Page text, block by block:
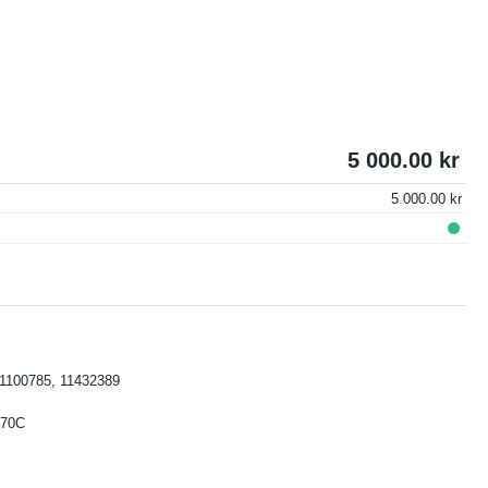
5 000.00
5 000.00
11432389